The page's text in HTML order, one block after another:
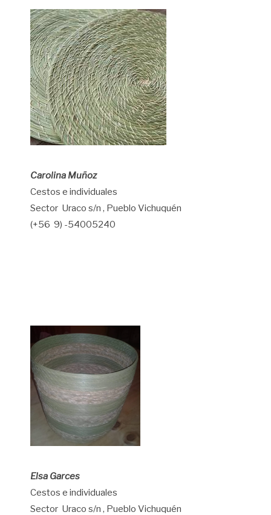
Carolina Muñoz
Cestos e individuales
Sector Uraco s/n , Pueblo Vichuquén
(+56 9) -54005240
Elsa Garces
Cestos e individuales
Sector Uraco s/n , Pueblo Vichuquén